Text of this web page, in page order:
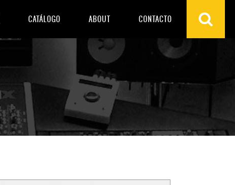
CATÁLOGO ABOUT CONTACTO